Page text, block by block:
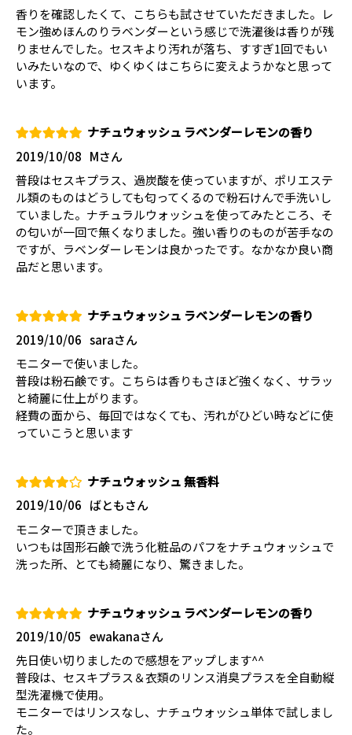
香りを確認したくて、こちらも試させていただきました。レ
モン強めほんのりラベンダーという感じで洗濯後は香りが残
りませんでした。セスキより汚れが落ち、すすぎ1回でもい
いみたいなので、ゆくゆくはこちらに変えようかなと思って
います。
ナチュウォッシュ ラベンダーレモンの香り
Mさん
2019/10/08
普段はセスキプラス、過炭酸を使っていますが、ポリエステ
ル類のものはどうしても匂ってくるので粉石けんで手洗いし
ていました。ナチュラルウォッシュを使ってみたところ、そ
の匂いが一回で無くなりました。強い香りのものが苦手なの
ですが、ラベンダーレモンは良かったです。なかなか良い商
品だと思います。
ナチュウォッシュ ラベンダーレモンの香り
saraさん
2019/10/06
モニターで使いました。
普段は粉石鹸です。こちらは香りもさほど強くなく、サラッ
と綺麗に仕上がります。
経費の面から、毎回ではなくても、汚れがひどい時などに使
っていこうと思います
ナチュウォッシュ 無香料
ばともさん
2019/10/06
モニターで頂きました。
いつもは固形石鹸で洗う化粧品のパフをナチュウォッシュで
洗った所、とても綺麗になり、驚きました。
ナチュウォッシュ ラベンダーレモンの香り
ewakanaさん
2019/10/05
先日使い切りましたので感想をアップします^^
普段は、セスキプラス＆衣類のリンス消臭プラスを全自動縦
型洗濯機で使用。
モニターではリンスなし、ナチュウォッシュ単体で試しまし
た。